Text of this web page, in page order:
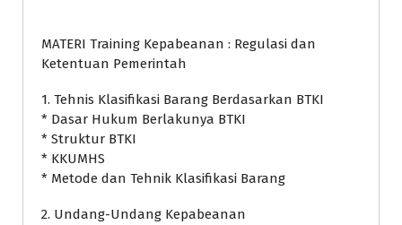
MATERI Training Kepabeanan : Regulasi dan
Ketentuan Pemerintah
1. Tehnis Klasifikasi Barang Berdasarkan BTKI
* Dasar Hukum Berlakunya BTKI
* Struktur BTKI
* KKUMHS
* Metode dan Tehnik Klasifikasi Barang
2. Undang-Undang Kepabeanan